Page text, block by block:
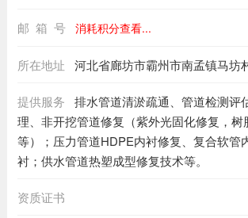
邮 箱 号 消耗积分查看...
所在地址 河北省廊坊市霸州市南孟镇马坊
提供服务
排水管道清淤疏通、管道检测评
理、非开挖管道修复（紫外光固化修复，树
等）；压力管道HDPE内衬修复、复合软管
衬；供水管道热塑成型修复技术等。
资质证书